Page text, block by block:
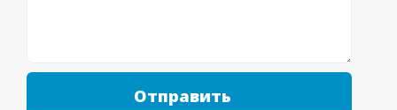
Отправить